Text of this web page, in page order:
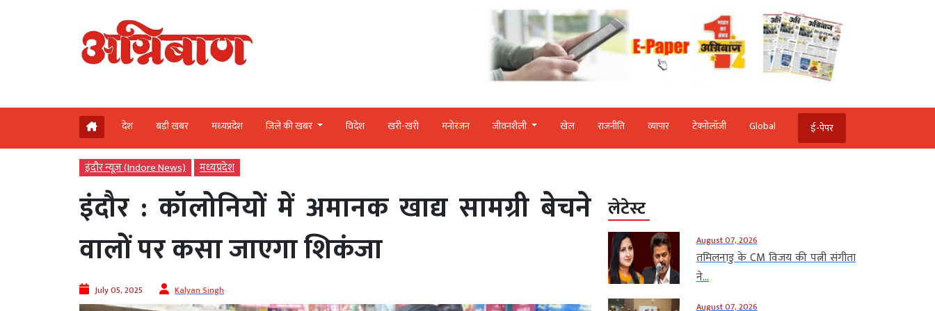
देश बड़ी खबर मध्‍यप्रदेश जिले की खबर विदेश खरी-खरी मनोरंजन जीवनशैली खेल राजनीति व्‍यापार टेक्‍नोलॉजी Global ई-पेपर
इंदौर न्यूज़ (Indore News) मध्‍यप्रदेश
इंदौर : कॉलोनियों में अमानक खाद्य सामग्री बेचने
वालों पर कसा जाएगा शिकंजा
July 05, 2025 Kalyan Singh
लेटेस्ट
August 07, 2026
तमिलनाडु के CM विजय की पत्नी संगीता
ने...
August 07, 2026